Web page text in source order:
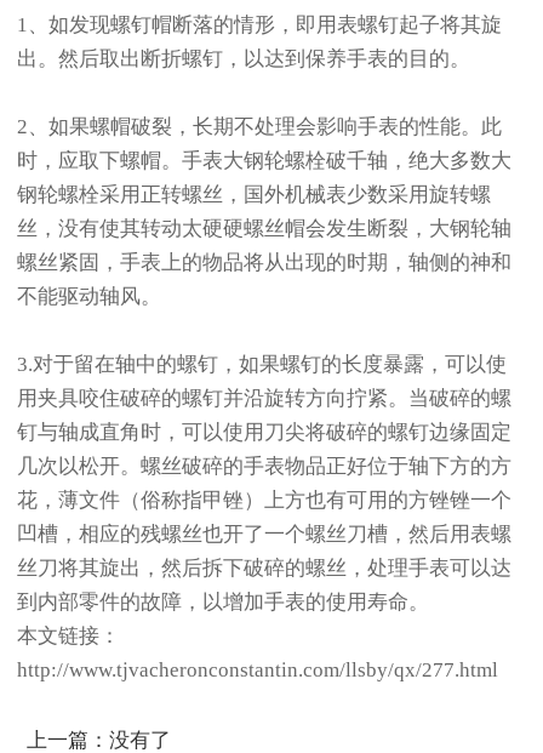
1、如发现螺钉帽断落的情形，即用表螺钉起子将其旋
出。然后取出断折螺钉，以达到保养手表的目的。
2、如果螺帽破裂，长期不处理会影响手表的性能。此
时，应取下螺帽。手表大钢轮螺栓破千轴，绝大多数大
钢轮螺栓采用正转螺丝，国外机械表少数采用旋转螺
丝，没有使其转动太硬硬螺丝帽会发生断裂，大钢轮轴
螺丝紧固，手表上的物品将从出现的时期，轴侧的神和
不能驱动轴风。
3.对于留在轴中的螺钉，如果螺钉的长度暴露，可以使
用夹具咬住破碎的螺钉并沿旋转方向拧紧。当破碎的螺
钉与轴成直角时，可以使用刀尖将破碎的螺钉边缘固定
几次以松开。螺丝破碎的手表物品正好位于轴下方的方
花，薄文件（俗称指甲锉）上方也有可用的方锉锉一个
凹槽，相应的残螺丝也开了一个螺丝刀槽，然后用表螺
丝刀将其旋出，然后拆下破碎的螺丝，处理手表可以达
到内部零件的故障，以增加手表的使用寿命。
本文链接：
http://www.tjvacheronconstantin.com/llsby/qx/277.html
上一篇：没有了